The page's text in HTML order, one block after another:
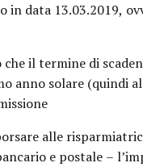
in data 13.03.2019,
il termine di
anno solare (quindi
alle
e postale –